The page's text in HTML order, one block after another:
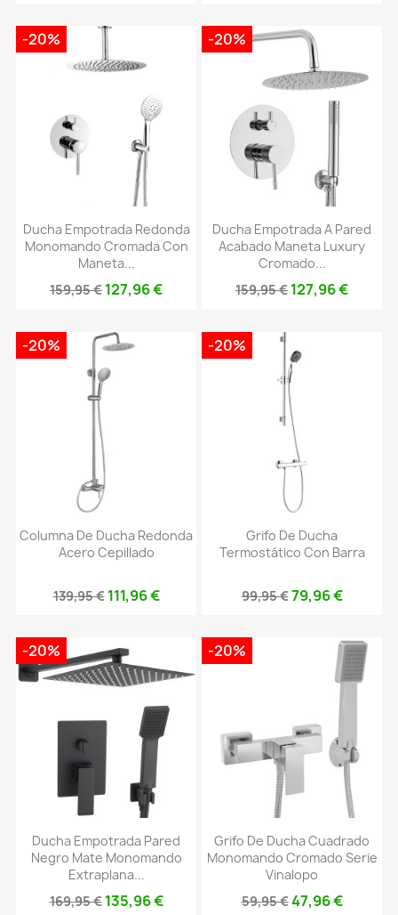
Ducha Empotrada Redonda
Monomando Cromada Con
Maneta...
159,95 € 127,96 €
-20%
Ducha Empotrada A Pared
Acabado Maneta Luxury
Cromado...
159,95 € 127,96 €
-20%
Columna De Ducha Redonda
Acero Cepillado
139,95 € 111,96 €
-20%
Grifo De Ducha
Termostático Con Barra
99,95 €79,96 €
-20%
Ducha Empotrada Pared
Negro Mate Monomando
Extraplana...
169,95 € 135,96 €
-20%
Grifo De Ducha Cuadrado
Monomando Cromado Serie
Vinalopo
59,95 €47,96 €
-20%